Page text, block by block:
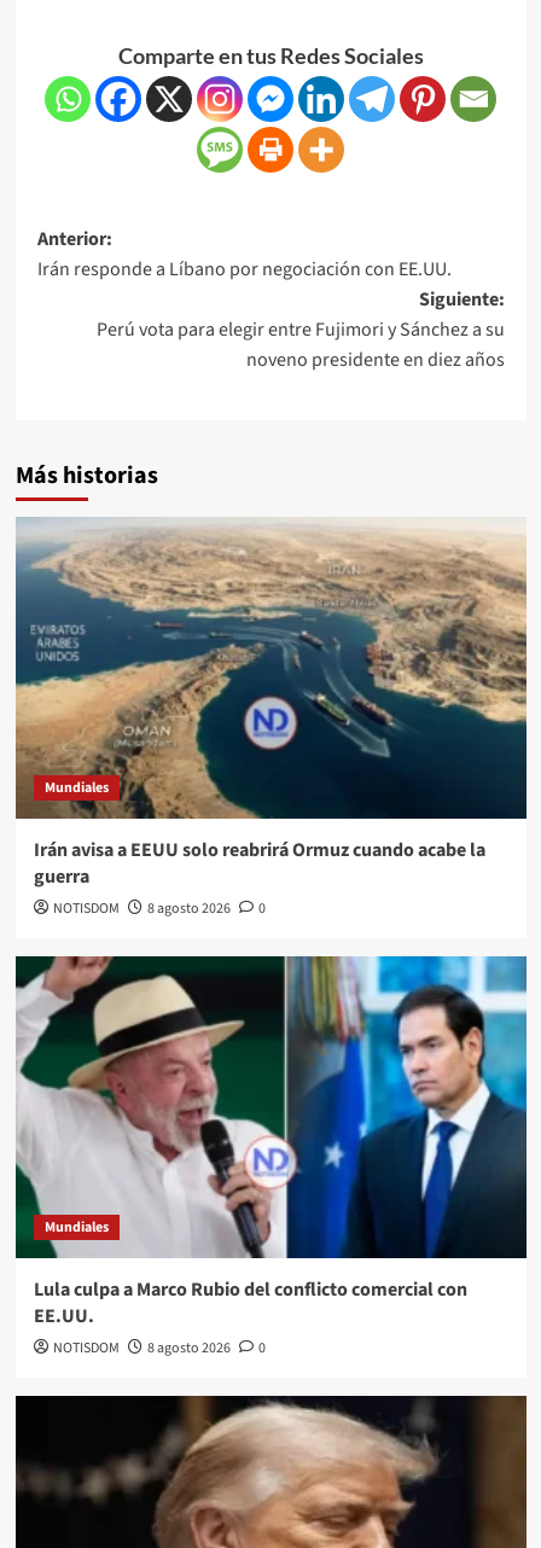
Comparte en tus Redes Sociales
Anterior:
Irán responde a Líbano por negociación con EE.UU.
Siguiente:
Perú vota para elegir entre Fujimori y Sánchez a su
noveno presidente en diez años
Más historias
Mundiales
Irán avisa a EEUU solo reabrirá Ormuz cuando acabe la
guerra
NOTISDOM 8 agosto 2026 0
Mundiales
Lula culpa a Marco Rubio del conflicto comercial con
EE.UU.
NOTISDOM 8 agosto 2026 0